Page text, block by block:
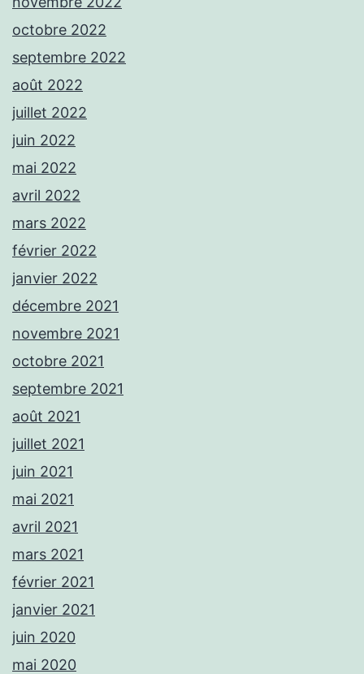
octobre 2022
septembre 2022
août 2022
juillet 2022
juin 2022
mai 2022
avril 2022
mars 2022
février 2022
janvier 2022
décembre 2021
novembre 2021
octobre 2021
septembre 2021
août 2021
juillet 2021
juin 2021
mai 2021
avril 2021
mars 2021
février 2021
janvier 2021
juin 2020
mai 2020